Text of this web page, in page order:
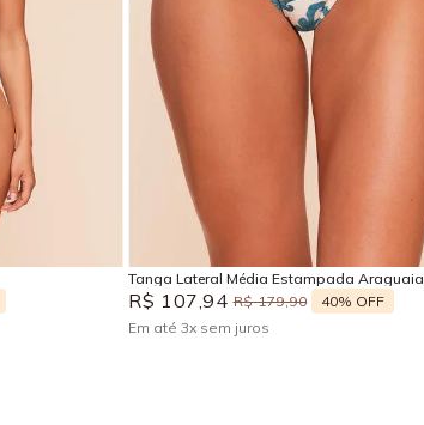
GG
Adicionar na sacola
Tanga Lateral Média Estampada Araguaia
R$ 107,94 R$ 179,90 40% OFF
Em até 3x sem juros